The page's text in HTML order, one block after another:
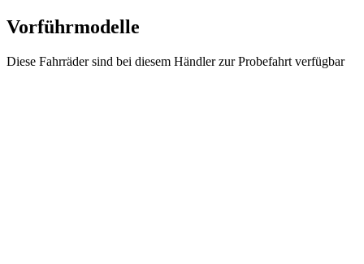
Vorführmodelle
Diese Fahrräder sind bei diesem Händler zur Probefahrt verfügbar